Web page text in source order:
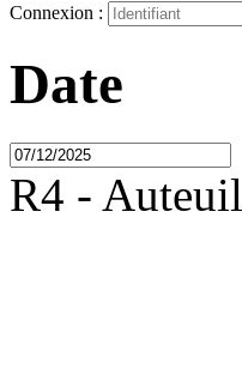
Connexion :
Date
R4 - Auteuil